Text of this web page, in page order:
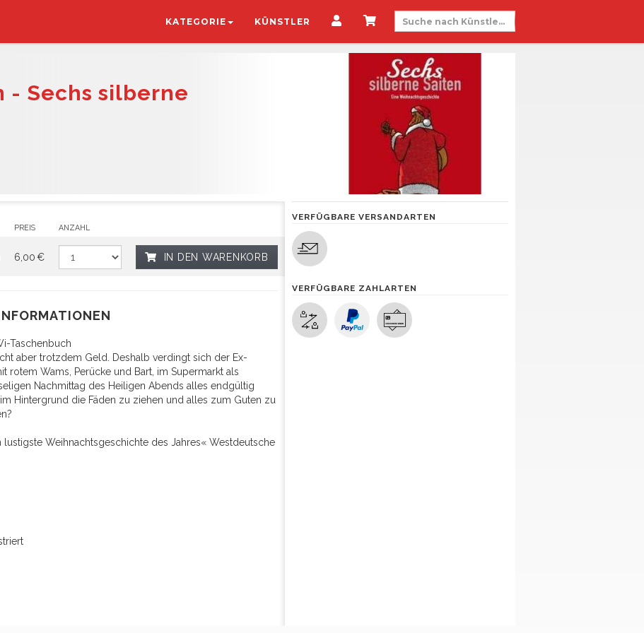
KATEGORIE KÜNSTLER
- Sechs silberne
PREIS ANZAHL
6,00 € IN DEN WARENKORB
Taschenbuch
aber trotzdem Geld. Deshalb verdingt sich der Ex-
rotem Wams, Perücke und Bart, im Supermarkt als
Nachmittag des Heiligen Abends alles endgültig
Hintergrund die Fäden zu ziehen und alles zum Guten zu
Weihnachtsgeschichte des Jahres« Westdeutsche
VERFÜGBARE VERSANDARTEN
VERFÜGBARE ZAHLARTEN